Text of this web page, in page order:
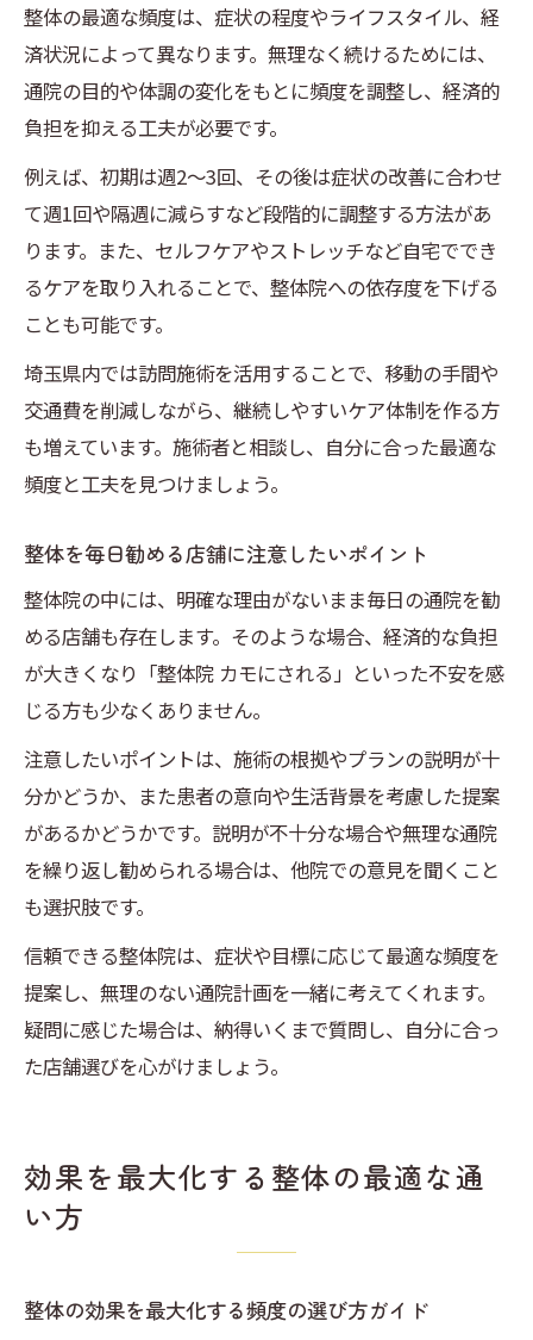
整体の最適な頻度は、症状の程度やライフスタイル、経
済状況によって異なります。無理なく続けるためには、
通院の目的や体調の変化をもとに頻度を調整し、経済的
負担を抑える工夫が必要です。
例えば、初期は週2～3回、その後は症状の改善に合わせ
て週1回や隔週に減らすなど段階的に調整する方法があ
ります。また、セルフケアやストレッチなど自宅ででき
るケアを取り入れることで、整体院への依存度を下げる
ことも可能です。
埼玉県内では訪問施術を活用することで、移動の手間や
交通費を削減しながら、継続しやすいケア体制を作る方
も増えています。施術者と相談し、自分に合った最適な
頻度と工夫を見つけましょう。
整体を毎日勧める店舗に注意したいポイント
整体院の中には、明確な理由がないまま毎日の通院を勧
める店舗も存在します。そのような場合、経済的な負担
が大きくなり「整体院 カモにされる」といった不安を感
じる方も少なくありません。
注意したいポイントは、施術の根拠やプランの説明が十
分かどうか、また患者の意向や生活背景を考慮した提案
があるかどうかです。説明が不十分な場合や無理な通院
を繰り返し勧められる場合は、他院での意見を聞くこと
も選択肢です。
信頼できる整体院は、症状や目標に応じて最適な頻度を
提案し、無理のない通院計画を一緒に考えてくれます。
疑問に感じた場合は、納得いくまで質問し、自分に合っ
た店舗選びを心がけましょう。
効果を最大化する整体の最適な通
い方
整体の効果を最大化する頻度の選び方ガイド